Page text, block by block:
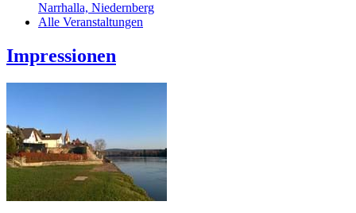
Narrhalla, Niedernberg
Alle Veranstaltungen
Impressionen